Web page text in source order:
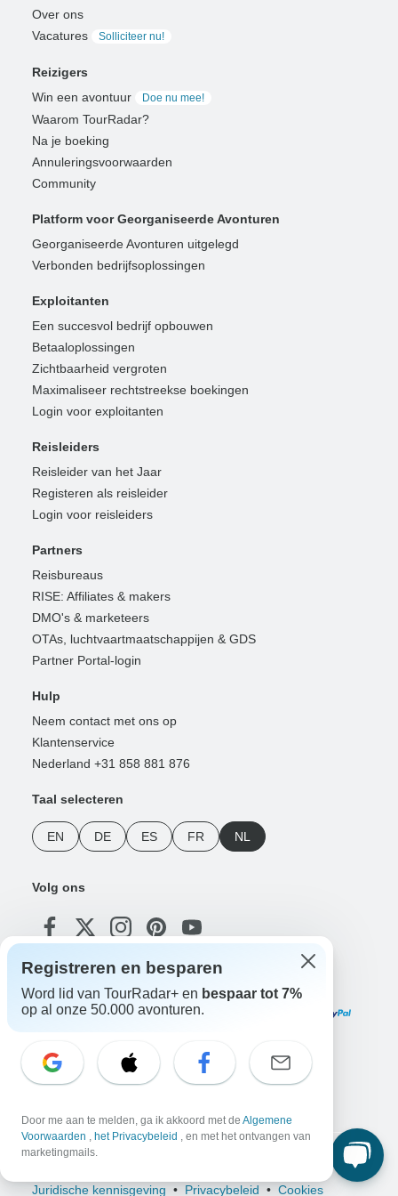
Over ons
Vacatures
Solliciteer nu!
Reizigers
Win een avontuur
Doe nu mee!
Waarom TourRadar?
Na je boeking
Annuleringsvoorwaarden
Community
Platform voor Georganiseerde Avonturen
Georganiseerde Avonturen uitgelegd
Verbonden bedrijfsoplossingen
Exploitanten
Een succesvol bedrijf opbouwen
Betaaloplossingen
Zichtbaarheid vergroten
Maximaliseer rechtstreekse boekingen
Login voor exploitanten
Reisleiders
Reisleider van het Jaar
Registeren als reisleider
Login voor reisleiders
Partners
Reisbureaus
RISE: Affiliates & makers
DMO's & marketeers
OTAs, luchtvaartmaatschappijen & GDS
Partner Portal-login
Hulp
Neem contact met ons op
Klantenservice
Nederland +31 858 881 876
Taal selecteren
EN DE ES FR NL
Volg ons
Betalingsmethoden
Download onze app
Copyright © TourRadar. Alle rechten voorbehouden.
Juridische kennisgeving
Privacybeleid Cookies
Registreren en besparen
Word lid van TourRadar+ en bespaar tot 7%
op al onze 50.000 avonturen.
Door me aan te melden, ga ik akkoord met de Algemene
Voorwaarden , het Privacybeleid , en met het ontvangen van
marketingmails.